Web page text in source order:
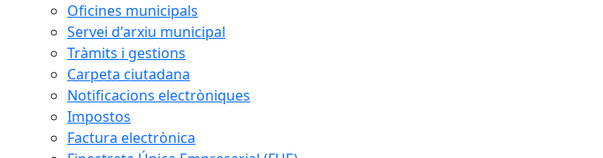
Oficines municipals
Servei d'arxiu municipal
Tràmits i gestions
Carpeta ciutadana
Notificacions electròniques
Impostos
Factura electrònica